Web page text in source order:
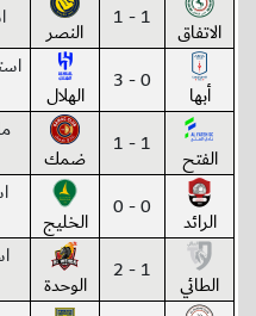
الاتفاق 1 - 1 النصر
أبها 0 - 3 الهلال
الفتح 1 - 1 ضمك
الرائد 0 - 0 الخليج
الطائي 1 - 2 الوحدة